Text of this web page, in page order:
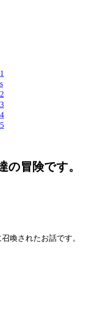
の冒険です。
喚されたお話です。